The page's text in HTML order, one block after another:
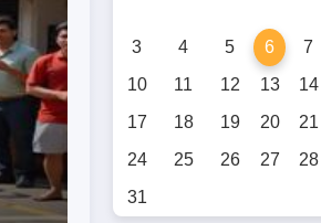
3
4 5 6 7
10
11 12 13 14
17
18 19 20 21
24
25 26 27 28
31